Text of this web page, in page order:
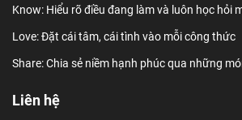
Know: Hiểu rõ điều đang làm và luôn học hỏi
Love: Đặt cái tâm, cái tình vào mỗi công thức
Share: Chia sẻ niềm hạnh phúc qua những
Liên hệ